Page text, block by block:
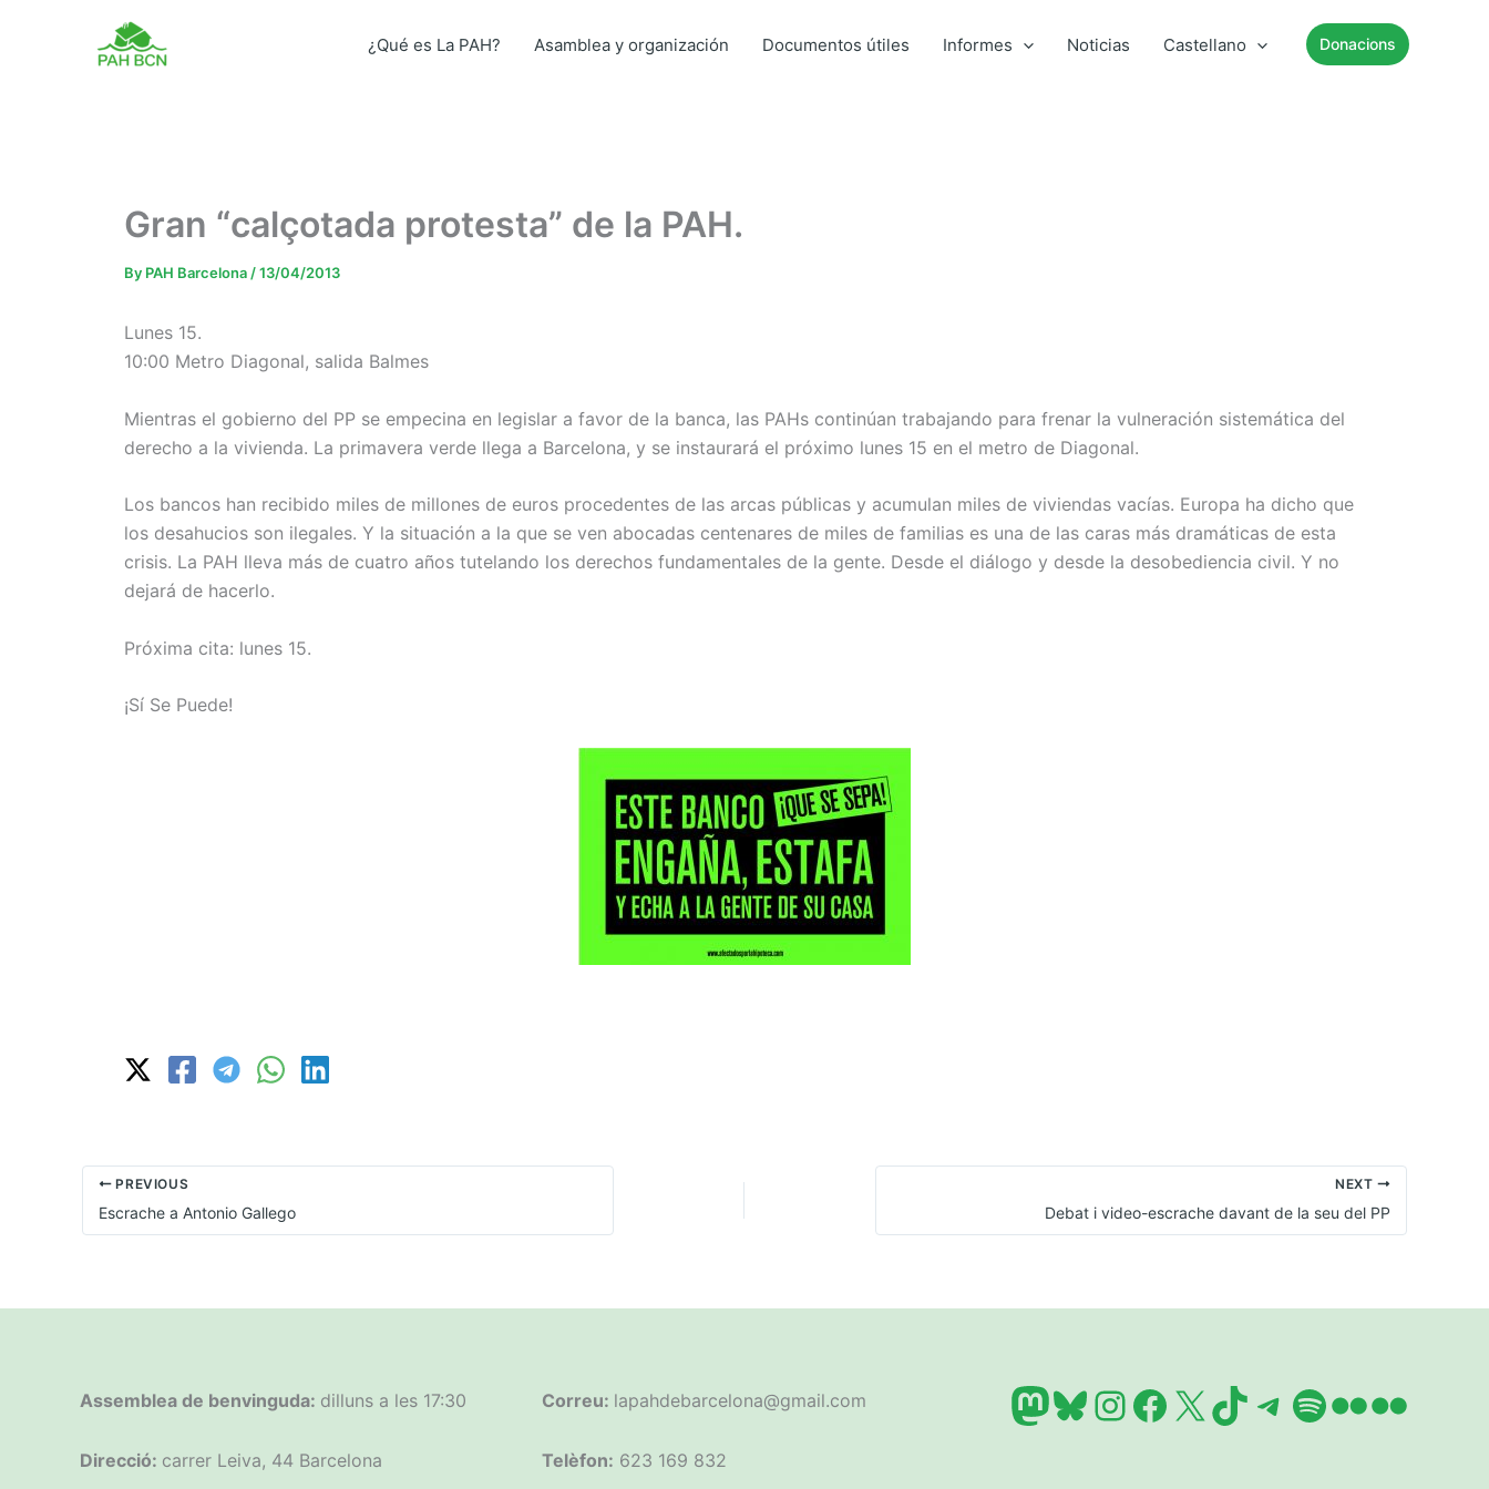
¿Qué es La PAH? Asamblea y organización Documentos útiles Informes Noticias Castellano Donacions
Gran “calçotada protesta” de la PAH.
By PAH Barcelona /13/04/2013
Lunes 15.
10:00 Metro Diagonal, salida Balmes
Mientras el gobierno del PP se empecina en legislar a favor de la banca, las PAHs continúan trabajando para frenar la vulneración sistemática del
derecho a la vivienda. La primavera verde llega a Barcelona, y se instaurará el próximo lunes 15 en el metro de Diagonal.
Los bancos han recibido miles de millones de euros procedentes de las arcas públicas y acumulan miles de viviendas vacías. Europa ha dicho que
los desahucios son ilegales. Y la situación a la que se ven abocadas centenares de miles de familias es una de las caras más dramáticas de esta
crisis. La PAH lleva más de cuatro años tutelando los derechos fundamentales de la gente. Desde el diálogo y desde la desobediencia civil. Y no
dejará de hacerlo.
Próxima cita: lunes 15.
¡Sí Se Puede!
PREVIOUS
Escrache a Antonio Gallego
NEXT
Debat i video-escrache davant de la seu del PP
Assemblea de benvinguda: dilluns a les 17:30
Direcció: carrer Leiva, 44 Barcelona
Correu: lapahdebarcelona@gmail.com
Telèfon: 623 169 832
Mastodon
Bluesky
Instagram
Facebook
X TikTok
Telegram
Spotify
FlickrFlickr